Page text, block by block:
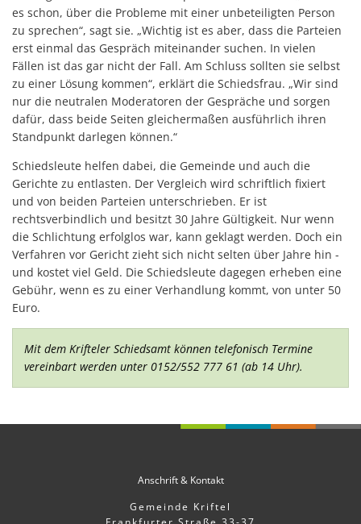
es schon, über die Probleme mit einer unbeteiligten Person
zu sprechen“, sagt sie. „Wichtig ist es aber, dass die Parteien
erst einmal das Gespräch miteinander suchen. In vielen
Fällen ist das gar nicht der Fall. Am Schluss sollten sie selbst
zu einer Lösung kommen“, erklärt die Schiedsfrau. „Wir sind
nur die neutralen Moderatoren der Gespräche und sorgen
dafür, dass beide Seiten gleichermaßen ausführlich ihren
Standpunkt darlegen können.“
Schiedsleute helfen dabei, die Gemeinde und auch die
Gerichte zu entlasten. Der Vergleich wird schriftlich fixiert
und von beiden Parteien unterschrieben. Er ist
rechtsverbindlich und besitzt 30 Jahre Gültigkeit. Nur wenn
die Schlichtung erfolglos war, kann geklagt werden. Doch ein
Verfahren vor Gericht zieht sich nicht selten über Jahre hin -
und kostet viel Geld. Die Schiedsleute dagegen erheben eine
Gebühr, wenn es zu einer Verhandlung kommt, von unter 50
Euro.
Mit dem Krifteler Schiedsamt können telefonisch Termine
vereinbart werden unter 0152/552 777 61 (ab 14 Uhr).
Anschrift & Kontakt
Gemeinde Kriftel